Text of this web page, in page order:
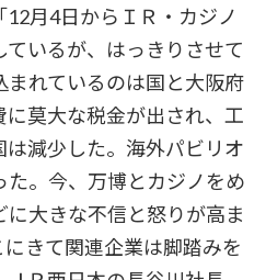
月4日からＩＲ・カジノ
いるが、はっきりさせて
まれているのは国と大阪府
莫大な税金が出され、工
減少した。海外パビリオ
た。今、万博とカジノをめ
大きな不信と怒りが高ま
きて関連企業は脚踏みを